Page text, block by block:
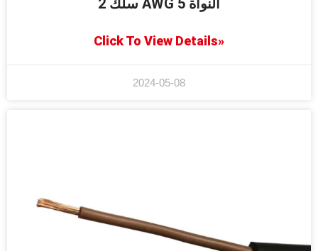
سلك 2 AWG 5 النواة
Click To View Details»
2024-05-08